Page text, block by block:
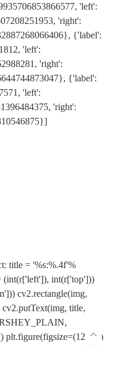
'left':
'right':
{'label':
'left':
'right':
{'label':
'left':
'right':
title = '%s:%.4f'%
(int(r['left']), int(r['top']))
cv2.rectangle(img,
title,
plt.figure(figsize=(12,12))